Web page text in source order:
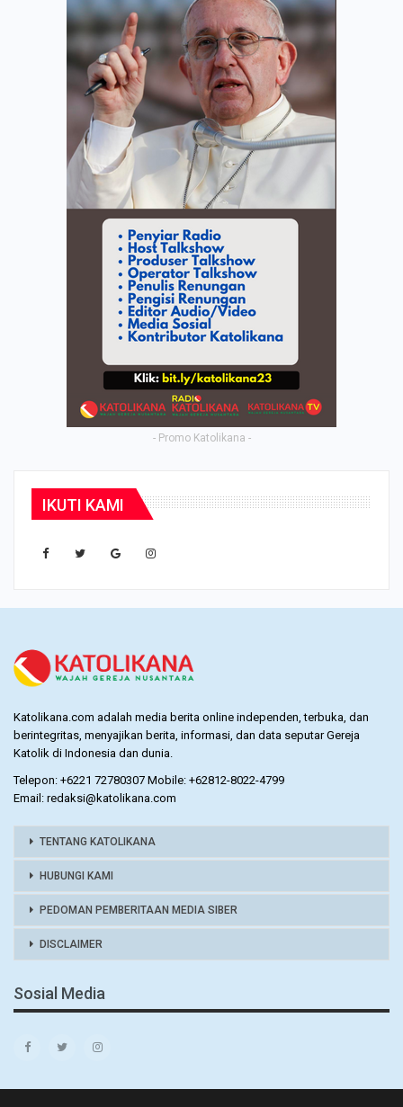
- Promo Katolikana -
IKUTI KAMI
Katolikana.com adalah media berita online independen, terbuka, dan
berintegritas, menyajikan berita, informasi, dan data seputar Gereja
Katolik di Indonesia dan dunia.
Telepon: +6221 72780307 Mobile: +62812-8022-4799
Email: redaksi@katolikana.com
TENTANG KATOLIKANA
HUBUNGI KAMI
PEDOMAN PEMBERITAAN MEDIA SIBER
DISCLAIMER
Sosial Media